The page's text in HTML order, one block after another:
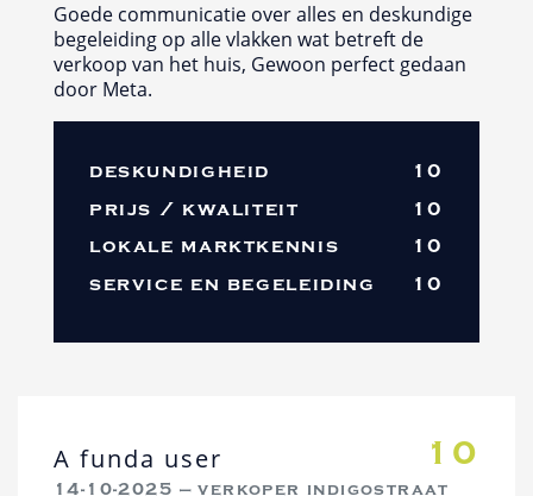
Goede communicatie over alles en deskundige
begeleiding op alle vlakken wat betreft de
verkoop van het huis, Gewoon perfect gedaan
door Meta.
deskundigheid
10
prijs / kwaliteit
10
lokale marktkennis
10
service en begeleiding
10
A funda user 10
14-10-2025 — verkoper indigostraat